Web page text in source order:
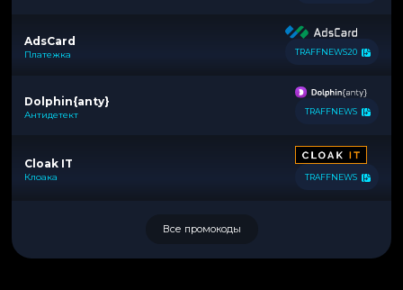
AdsCard
Платежка TRAFFNEWS20
Dolphin{anty}
Антидетект TRAFFNEWS
Cloak IT
Клоака TRAFFNEWS
Все промокоды